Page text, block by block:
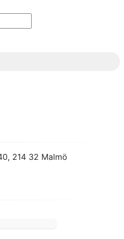
214 32 Malmö